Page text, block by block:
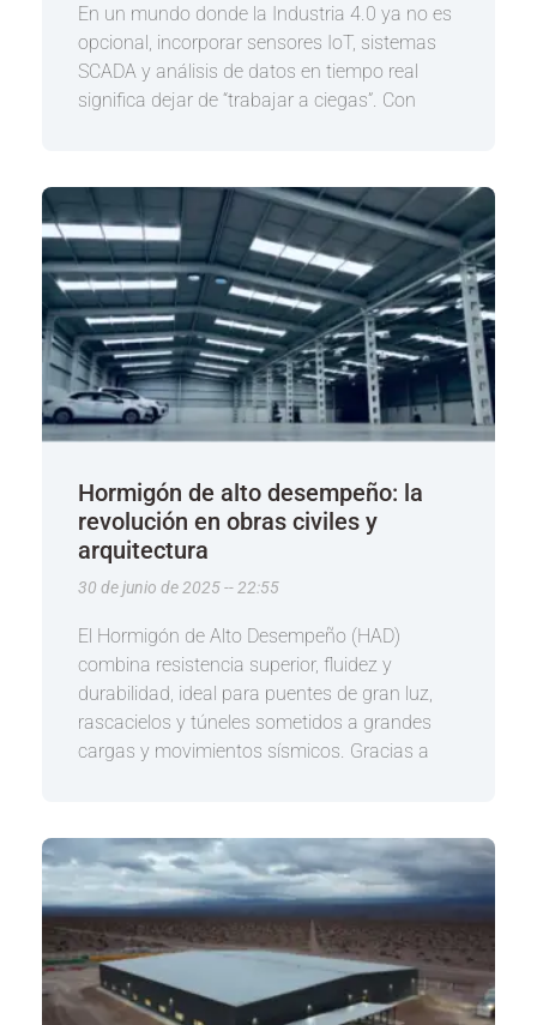
En un mundo donde la Industria 4.0 ya no es
opcional, incorporar sensores IoT, sistemas
SCADA y análisis de datos en tiempo real
significa dejar de “trabajar a ciegas”. Con
Hormigón de alto desempeño: la
revolución en obras civiles y
arquitectura
30 de junio de 2025 22:55
El Hormigón de Alto Desempeño (HAD)
combina resistencia superior, fluidez y
durabilidad, ideal para puentes de gran luz,
rascacielos y túneles sometidos a grandes
cargas y movimientos sísmicos. Gracias a